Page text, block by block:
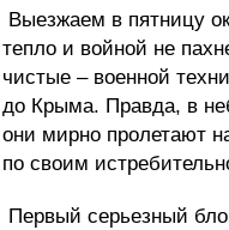
Выезжаем в пятницу
тепло и войной не
чистые – военной
до Крыма. Правда, в
они мирно пролетают
по своим
Первый серьезный